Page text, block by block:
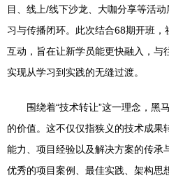
目、线上/线下沙龙、大咖分享等活
习与传播闭环。此次结合68期开班
互动，旨在让新学员能更快融入，与
实现从学习到实践的无缝过渡。
围绕着“技术转让”这一理念，黑
的价值。这不仅仅指狭义的技术成果
能力、项目经验以及解决方案的传承
优秀的项目案例、最佳实践、架构思